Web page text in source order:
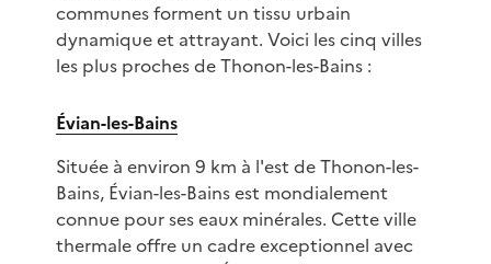
communes forment un tissu urbain
dynamique et attrayant. Voici les cinq villes
les plus proches de Thonon-les-Bains :
Évian-les-Bains
Située à environ 9 km à l'est de Thonon-les-
Bains, Évian-les-Bains est mondialement
connue pour ses eaux minérales. Cette ville
thermale offre un cadre exceptionnel avec